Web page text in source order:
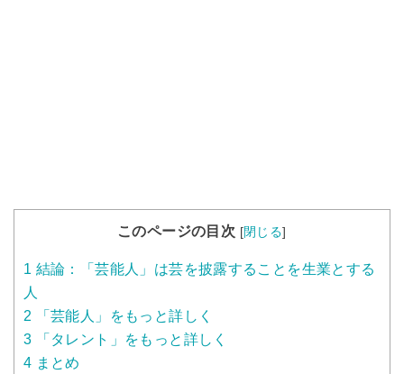
このページの目次 [閉じる]
1 結論：「芸能人」は芸を披露することを生業とする
人
2 「芸能人」をもっと詳しく
3 「タレント」をもっと詳しく
4 まとめ